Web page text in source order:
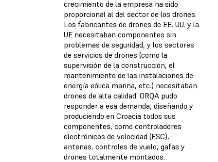
crecimiento de la empresa ha sido
proporcional al del sector de los drones.
Los fabricantes de drones de EE. UU. y la
UE necesitaban componentes sin
problemas de seguridad, y los sectores
de servicios de drones (como la
supervisión de la construcción, el
mantenimiento de las instalaciones de
energía eólica marina, etc.) necesitaban
drones de alta calidad. ORQA pudo
responder a esa demanda, diseñando y
produciendo en Croacia todos sus
componentes, como controladores
electrónicos de velocidad (ESC),
antenas, controles de vuelo, gafas y
drones totalmente montados.